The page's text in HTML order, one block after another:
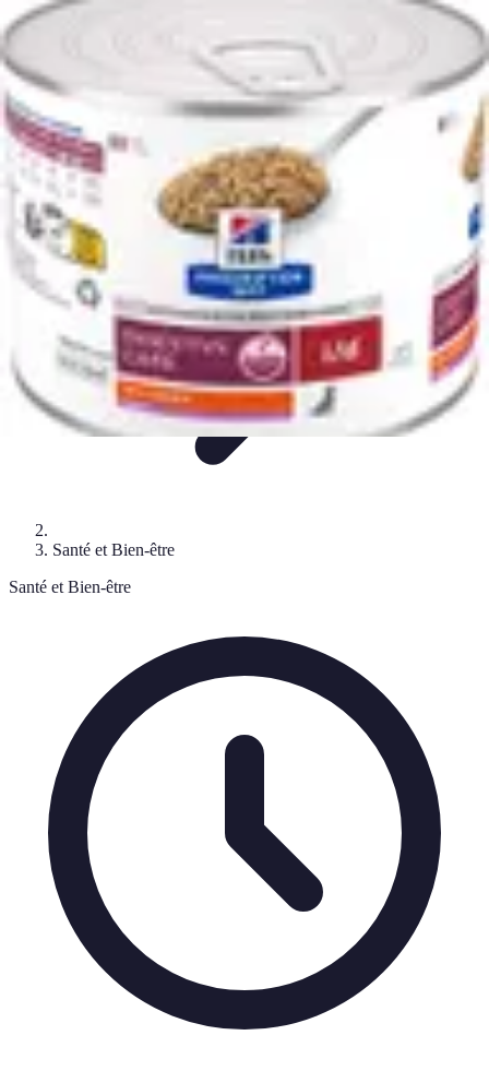
Mon CBD Pro
Achat et qualité
Utilisation du CBDAchat Tendances CBD
Mon CBD Pro
Santé et Bien-être
Santé et Bien-être